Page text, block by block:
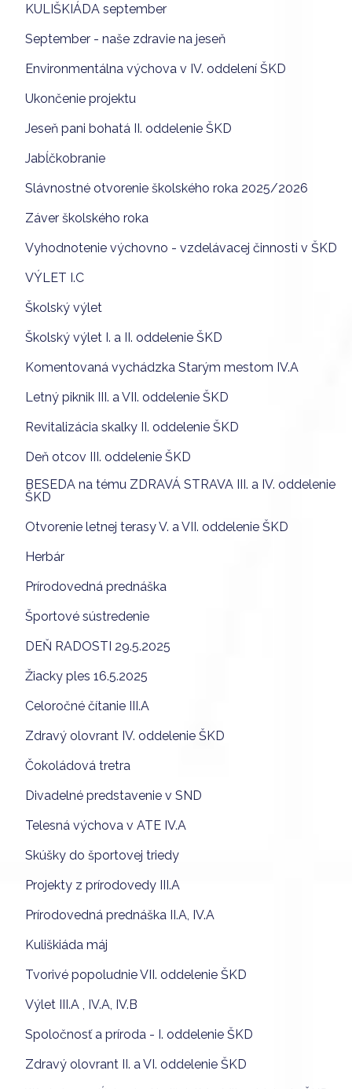
KULIŠKIÁDA september
September - naše zdravie na jeseň
Environmentálna výchova v IV. oddelení ŠKD
Ukončenie projektu
Jeseň pani bohatá II. oddelenie ŠKD
Jabĺčkobranie
Slávnostné otvorenie školského roka 2025/2026
Záver školského roka
Vyhodnotenie výchovno - vzdelávacej činnosti v ŠKD
VÝLET I.C
Školský výlet
Školský výlet I. a II. oddelenie ŠKD
Komentovaná vychádzka Starým mestom IV.A
Letný piknik III. a VII. oddelenie ŠKD
Revitalizácia skalky II. oddelenie ŠKD
Deň otcov III. oddelenie ŠKD
BESEDA na tému ZDRAVÁ STRAVA III. a IV. oddelenie
ŠKD
Otvorenie letnej terasy V. a VII. oddelenie ŠKD
Herbár
Prírodovedná prednáška
Športové sústredenie
DEŇ RADOSTI 29.5.2025
Žiacky ples 16.5.2025
Celoročné čítanie III.A
Zdravý olovrant IV. oddelenie ŠKD
Čokoládová tretra
Divadelné predstavenie v SND
Telesná výchova v ATE IV.A
Skúšky do športovej triedy
Projekty z prírodovedy III.A
Prírodovedná prednáška II.A, IV.A
Kuliškiáda máj
Tvorivé popoludnie VII. oddelenie ŠKD
Výlet III.A , IV.A, IV.B
Spoločnosť a príroda - I. oddelenie ŠKD
Zdravý olovrant II. a VI. oddelenie ŠKD